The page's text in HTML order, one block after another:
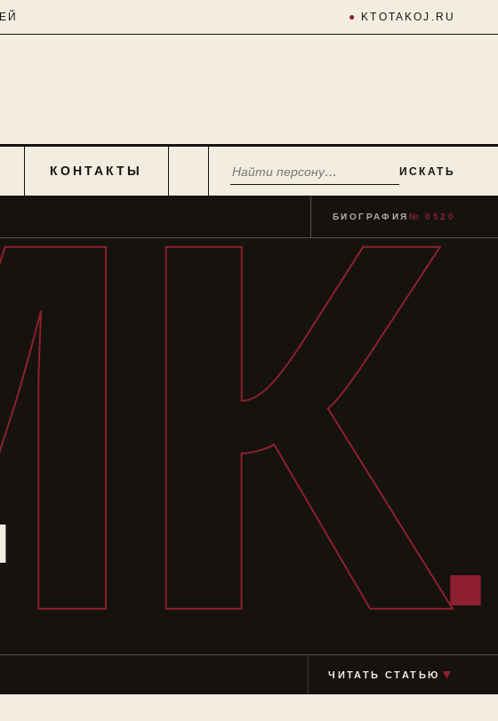
● KTOTAKOJ.RU
КОНТАКТЫ ИСКАТЬ
БИОГРАФИЯ № 0520
ЧИТАТЬ СТАТЬЮ ▼